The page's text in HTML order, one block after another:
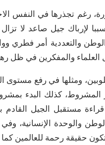
رغم تجذرها في النفس
لإرباك جيل صاعد لا تزال
الوطن والتعددية أمر فطري
والمفكرين في ظل
ومثلها في رفع مستوى
المشروط، كذلك البدء
مستقبل الجيل القادم
والوحدة الإنسانية،
حقيقة رحمة للعالمين